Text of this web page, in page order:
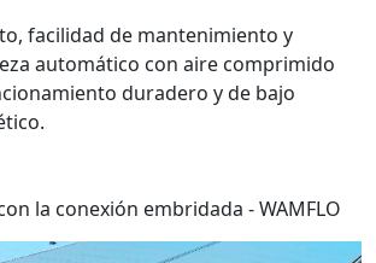
facilidad de mantenimiento y
automático con aire comprimido
duradero y de bajo
la conexión embridada - WAMFLO